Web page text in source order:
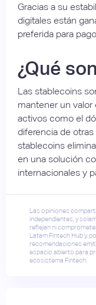
Gracias a su
digitales están
preferida para
¿Qué
Las stablecoins
mantener un valor
activos como el
diferencia de
stablecoins
en una solución
internacionales y
Las opiniones
independientes, y
reflejan ni
Latam Fintech Hub y,
recomendaciones
espacio abierto para
ecosistema Fintech.